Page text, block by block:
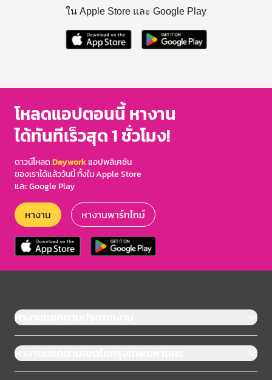
ใน Apple Store และ Google Play
โหลดแอปตอนนี้ หางาน
ได้ทันทีเร็วสุด 1 ชั่วโมง!
ดาวน์โหลดDayworkแอปพลิเคชัน
ของเราได้แล้ววันนี้ ทั้งใน Apple Store
และ Google Play
หางาน หางานพาร์ทไทม์
หางานแยกตามประเภทงาน
หางานแยกตามเขตในกรุงเทพมหานคร